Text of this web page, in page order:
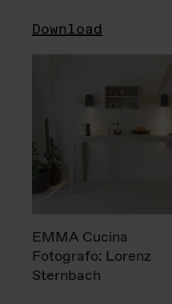
Download
EMMA Cucina
Fotografo: Lorenz
Sternbach